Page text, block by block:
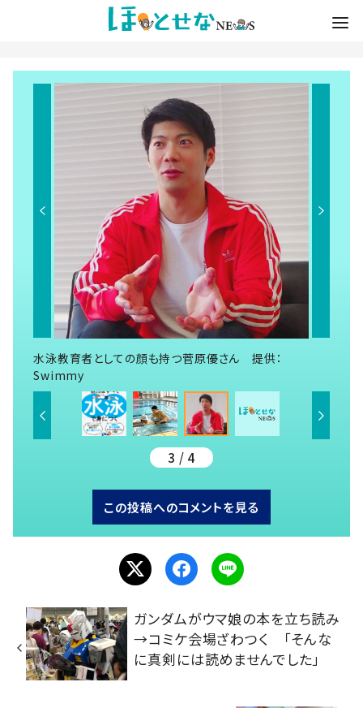
水泳教育者としての顔も持つ菅原優さん 提供：
Swimmy
3 / 4
この投稿へのコメントを見る
ガンダムがウマ娘の本を立ち読み
→コミケ会場ざわつく 「そんな
に真剣には読めませんでした」